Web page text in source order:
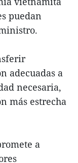
puedan
adecuadas a
necesaria,
más estrecha
a